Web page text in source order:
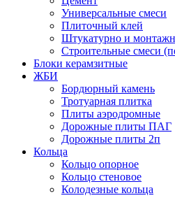
Универсальные смеси
Плиточный клей
Штукатурно и
Строительные смеси
Блоки керамзитные
ЖБИ
Бордюрный камень
Тротуарная плитка
Плиты аэродромные
Дорожные плиты ПАГ
Дорожные плиты 2п
Кольца
Кольцо опорное
Кольцо стеновое
Колодезные кольца